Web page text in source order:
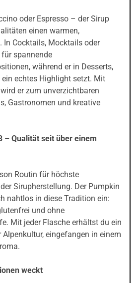
oder Espresso – der Sirup
einen warmen,
In Cocktails, Mocktails oder
spannende
während er in Desserts,
ein echtes Highlight setzt. Mit
er zum unverzichtbaren
Gastronomen und kreative
– Qualität seit über einem
Routin für höchste
Sirupherstellung. Der Pumpkin
nahtlos in diese Tradition ein:
und ohne
Mit jeder Flasche erhältst du ein
eingefangen in einem
weckt